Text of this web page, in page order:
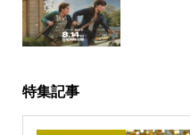
特集記事